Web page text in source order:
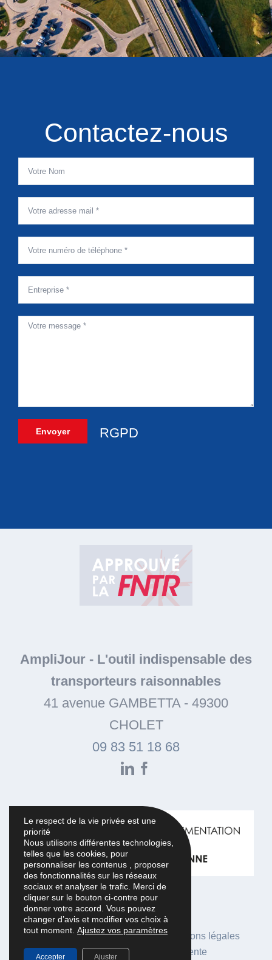
Contactez-nous
RGPD
AmpliJour - L'outil indispensable des
transporteurs raisonnables
41 avenue GAMBETTA- 49300
CHOLET
09 83 51 18 68
LinkedIn
Réalisation Agence iStudio|Mentions légales
Conditions générales de vente
Le respect de la vie privée est une
priorité
Nous utilisons différentes technologies,
telles que les cookies, pour
personnaliser les contenus , proposer
des fonctionnalités sur les réseaux
sociaux et analyser le trafic. Merci de
cliquer sur le bouton ci-contre pour
donner votre accord. Vous pouvez
changer d’avis et modifier vos choix à
tout moment. Ajustez vos paramètres
Accepter Ajuster